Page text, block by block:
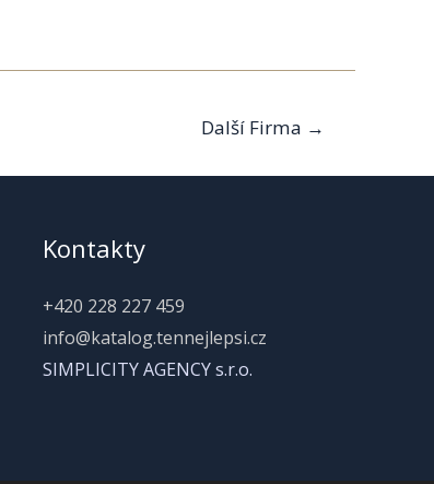
Další Firma →
Kontakty
+420 228 227 459
info@katalog.tennejlepsi.cz
SIMPLICITY AGENCY s.r.o.